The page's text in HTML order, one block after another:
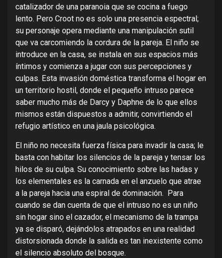
catalizador de una paranoia que se cocina a fuego
lento. Pero Croot no es solo una presencia espectral;
su personaje opera mediante una manipulación sutil
que va carcomiendo la cordura de la pareja. El niño se
introduce en la casa, se instala en sus espacios más
íntimos y comienza a jugar con sus percepciones y
culpas. Esta invasión doméstica transforma el hogar en
un territorio hostil, donde el pequeño intruso parece
saber mucho más de Darcy y Daphne de lo que ellos
mismos están dispuestos a admitir, convirtiendo el
refugio artístico en una jaula psicológica.
El niño no necesita fuerza física para invadir la casa; le
basta con habitar los silencios de la pareja y tensar los
hilos de su culpa. Su conocimiento sobre las hadas y
los elementales es la carnada en el anzuelo que atrae
a la pareja hacia una espiral de dominación. Para
cuando se dan cuenta de que el intruso no es un niño
sin hogar sino el cazador, el mecanismo de la trampa
ya se disparó, dejándolos atrapados en una realidad
distorsionada donde la salida es tan inexistente como
el silencio absoluto del bosque.